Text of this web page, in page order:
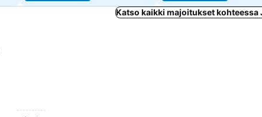
Katso kaikki majoitukset kohteessa